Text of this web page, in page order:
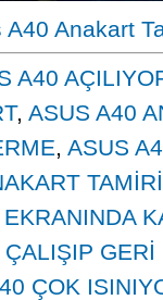
Anakart
A40
, ASUS A40
, ASUS
TAMİRİ
GERİ
ÇOK